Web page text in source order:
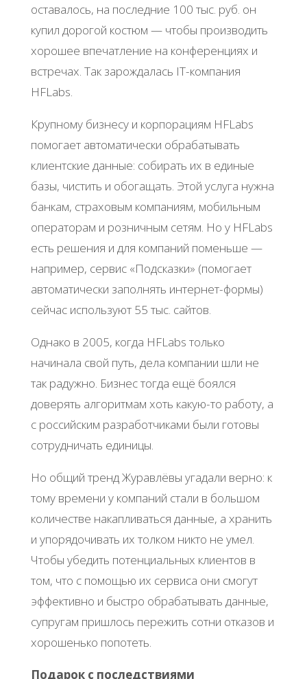
оставалось, на последние 100 тыс. руб. он
купил дорогой костюм — чтобы производить
хорошее впечатление на конференциях и
встречах. Так зарождалась IT-компания
HFLabs.
Крупному бизнесу и корпорациям HFLabs
помогает автоматически обрабатывать
клиентские данные: собирать их в единые
базы, чистить и обогащать. Этой услуга нужна
банкам, страховым компаниям, мобильным
операторам и розничным сетям. Но у HFLabs
есть решения и для компаний поменьше —
например, сервис «Подсказки» (помогает
автоматически заполнять интернет-формы)
сейчас используют 55 тыс. сайтов.
Однако в 2005, когда HFLabs только
начинала свой путь, дела компании шли не
так радужно. Бизнес тогда ещё боялся
доверять алгоритмам хоть какую-то работу, а
с российским разработчиками были готовы
сотрудничать единицы.
Но общий тренд Журавлёвы угадали верно: к
тому времени у компаний стали в большом
количестве накапливаться данные, а хранить
и упорядочивать их толком никто не умел.
Чтобы убедить потенциальных клиентов в
том, что с помощью их сервиса они смогут
эффективно и быстро обрабатывать данные,
супругам пришлось пережить сотни отказов и
хорошенько попотеть.
Подарок с последствиями